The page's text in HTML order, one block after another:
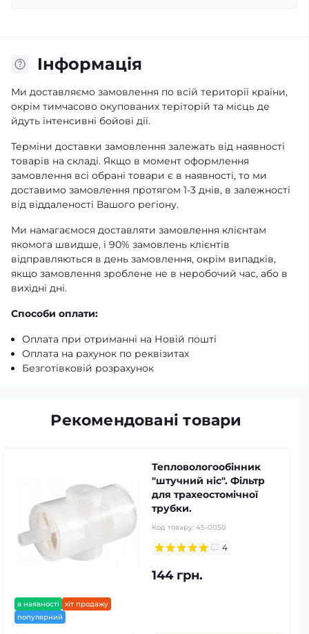
Iнформація
Ми доставляємо замовлення по всій території країни,
окрім тимчасово окупованих теріторій та місць де
йдуть інтенсивні бойові дії.
Терміни доставки замовлення залежать від наявності
товарів на складі. Якщо в момент оформлення
замовлення всі обрані товари є в наявності, то ми
доставимо замовлення протягом 1-3 днів, в залежності
від віддаленості Вашого регіону.
Ми намагаємося доставляти замовлення клієнтам
якомога швидше, і 90% замовлень клієнтів
відправляються в день замовлення, окрім випадків,
якщо замовлення зроблене не в неробочий час, або в
вихідні дні.
Способи оплати:
Оплата при отриманні на Новій пошті
Оплата на рахунок по реквізитах
Безготівковій розрахунок
Рекомендовані товари
в наявності
хіт продажу
популярний
Тепловологообінник
"штучний ніс". Фільтр
для трахеостомічної
трубки.
Код товару: 45-0050
4
144 грн.